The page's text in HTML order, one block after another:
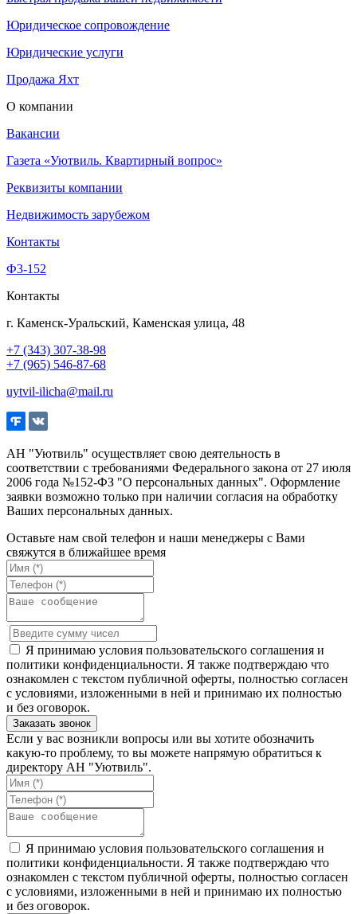
Юридическое сопровождение
Юридические услуги
Продажа Яхт
О компании
Вакансии
Газета «Уютвиль. Квартирный вопрос»
Реквизиты компании
Недвижимость зарубежом
Контакты
Ф3-152
Контакты
г. Каменск-Уральский, Каменская улица, 48
+7 (343) 307-38-98
+7 (965) 546-87-68
uytvil-ilicha@mail.ru
АН "Уютвиль" осуществляет свою деятельность в
соответствии с требованиями Федерального закона от 27 июля
2006 года №152-ФЗ "О персональных данных". Оформление
заявки возможно только при наличии согласия на обработку
Ваших персональных данных.
Оставьте нам свой телефон и наши менеджеры с Вами
свяжутся в ближайшее время
Я принимаю условия пользовательского соглашения и
политики конфиденциальности. Я также подтверждаю что
ознакомлен с текстом публичной оферты, полностью согласен
с условиями, изложенными в ней и принимаю их полностью
и без оговорок.
Если у вас возникли вопросы или вы хотите обозначить
какую-то проблему, то вы можете напрямую обратиться к
директору АН "Уютвиль".
Я принимаю условия пользовательского соглашения и
политики конфиденциальности. Я также подтверждаю что
ознакомлен с текстом публичной оферты, полностью согласен
с условиями, изложенными в ней и принимаю их полностью
и без оговорок.